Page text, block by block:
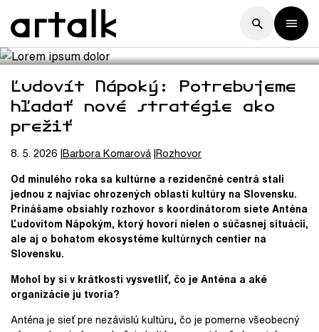
Ľudovít Nápoký: Potrebujeme
hľadať nové stratégie ako
prežiť
8. 5. 2026 BarboraKomarová Rozhovor
Od minulého roka sa kultúrne a rezidenčné centrá stali
jednou z najviac ohrozených oblastí kultúry na Slovensku.
Prinášame obsiahly rozhovor s koordinátorom siete Anténa
Ľudovítom Nápokým, ktorý hovorí nielen o súčasnej situácii,
ale aj o bohatom ekosystéme kultúrnych centier na
Slovensku.
Mohol by si v krátkosti vysvetliť, čo je Anténa a aké
organizácie ju tvoria?
Anténa je sieť pre nezávislú kultúru, čo je pomerne všeobecný